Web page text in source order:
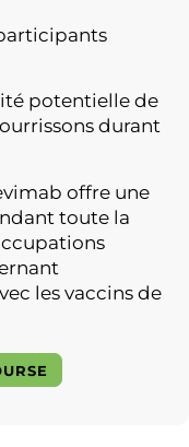
potentielle de
durant
offre une
toute la
les vaccins de